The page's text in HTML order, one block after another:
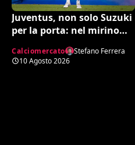
Juventus, non solo Suzuki
per la porta: nel mirino
Calciomercato
Stefano Ferrera
10 Agosto 2026